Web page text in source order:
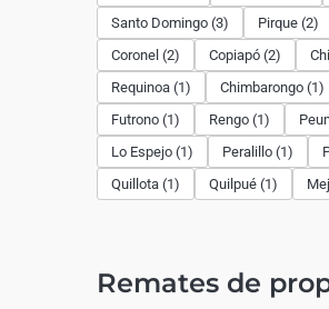
Santo Domingo (3)
Pirque (2)
Coronel (2)
Copiapó (2)
Requinoa (1)
Chimbarongo (1)
Futrono (1)
Rengo (1)
Lo Espejo (1)
Peralillo (1)
Quillota (1)
Quilpué (1)
Remates de